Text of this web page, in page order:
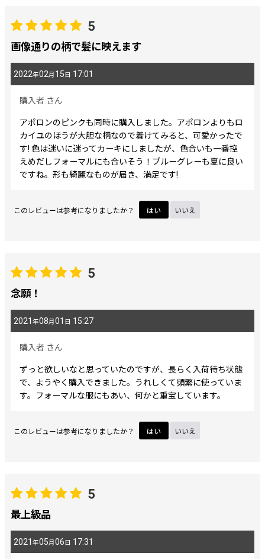
5
画像通りの柄で髪に映えます
2022年02月 15 日 17:01
購入者 さん
アポロンのピンクも同時に購入しました。アポロンよりもロ
カイユのほうが大胆な柄なので着けてみると、可愛かったで
す! 色は迷いに迷ってカーキにしましたが、色合いも一番控
えめだしフォーマルにも合いそう！ブルーグレーも夏に良い
ですね。形も綺麗なものが届き、満足です!
このレビューは参考になりましたか？ はい いいえ
5
念願！
2021 年08月 01 日 15:27
購入者 さん
ずっと欲しいなと思っていたのですが、長らく入荷待ち状態
で、ようやく購入できました。うれしくて頻繁に使っていま
す。フォーマルな服にもあい、何かと重宝しています。
このレビューは参考になりましたか？ はい いいえ
5
最上級品
2021 年05月 06 日 17:31